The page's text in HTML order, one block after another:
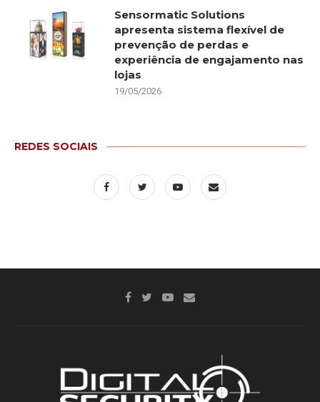
Sensormatic Solutions
apresenta sistema flexível de
prevenção de perdas e
experiência de engajamento nas
lojas
19/05/2026
REDES SOCIAIS